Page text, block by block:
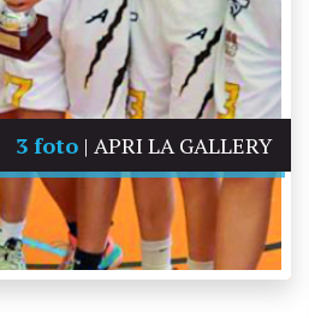
3 foto| APRI LA GALLERY